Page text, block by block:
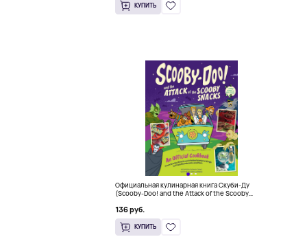
КУПИТЬ
Официальная кулинарная книга Скуби-Ду
(Scooby-Doo! and the Attack of the Scooby
136 руб.
КУПИТЬ